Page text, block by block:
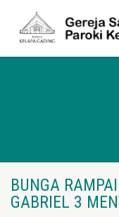
BUNGA
GABRIEL 3